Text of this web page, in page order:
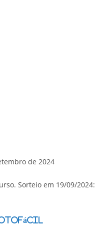
de 2024
Sorteio em 19/09/2024: